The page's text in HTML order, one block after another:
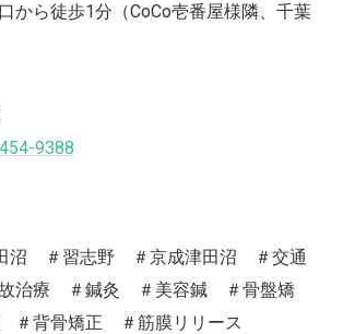
から徒歩1分（CoCo壱番屋様隣、千葉
9388
沼 ＃習志野 ＃京成津田沼 ＃交通
治療 ＃鍼灸 ＃美容鍼 ＃骨盤矯
＃背骨矯正 ＃筋膜リリース